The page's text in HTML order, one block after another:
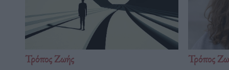
Τρόπος Ζωής Τρόπος